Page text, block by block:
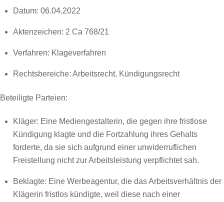
Datum: 06.04.2022
Aktenzeichen: 2 Ca 768/21
Verfahren: Klageverfahren
Rechtsbereiche: Arbeitsrecht, Kündigungsrecht
Beteiligte Parteien:
Kläger: Eine Mediengestalterin, die gegen ihre fristlose
Kündigung klagte und die Fortzahlung ihres Gehalts
forderte, da sie sich aufgrund einer unwiderruflichen
Freistellung nicht zur Arbeitsleistung verpflichtet sah.
Beklagte: Eine Werbeagentur, die das Arbeitsverhältnis der
Klägerin fristlos kündigte, weil diese nach einer